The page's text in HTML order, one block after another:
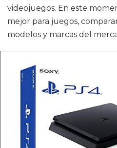
videojuegos. En este
mejor para juegos,
modelos y marcas del